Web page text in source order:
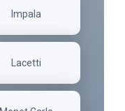
Impala
Lacetti